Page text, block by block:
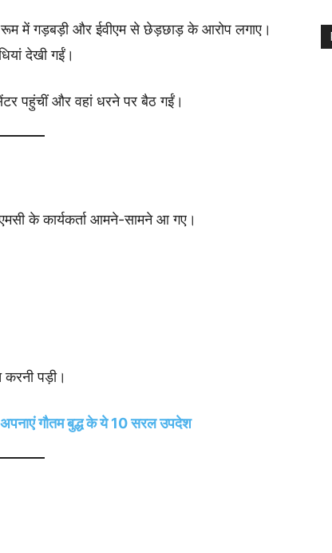
में गड़बड़ी और ईवीएम से छेड़छाड़ के आरोप लगाए।
देखी गईं।
पहुंचीं और वहां धरने पर बैठ गईं।
के कार्यकर्ता आमने-सामने आ गए।
पड़ी।
अपनाएं गौतम बुद्ध के ये 10 सरल उपदेश